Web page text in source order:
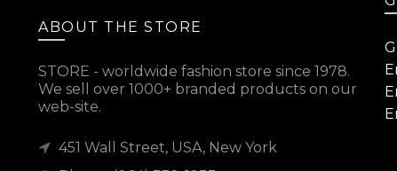
ABOUT THE STORE
STORE - worldwide fashion store since 1978.
We sell over 1000+ branded products on our
web-site.
451 Wall Street, USA, New York